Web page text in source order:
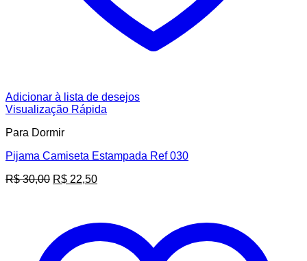
Adicionar à lista de desejos
Visualização Rápida
Para Dormir
Pijama Camiseta Estampada Ref 030
R$30,00 O
R$ 30,00.
R$ 22,50O
R$ 22,50.